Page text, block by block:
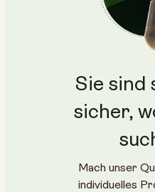
Reisepakete Beutel
Metallkanister
14 Säckchen 28
Sie sind
sicher,
Mach unser
individuelles